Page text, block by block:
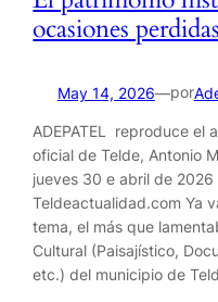
ocasiones
May 14, 2026—por
ADEPATEL reproduce el
oficial de Telde, Antonio
jueves 30 e abril de
Teldeactualidad.com Ya
tema, el más que
Cultural (Paisajístico,
etc.) del municipio de